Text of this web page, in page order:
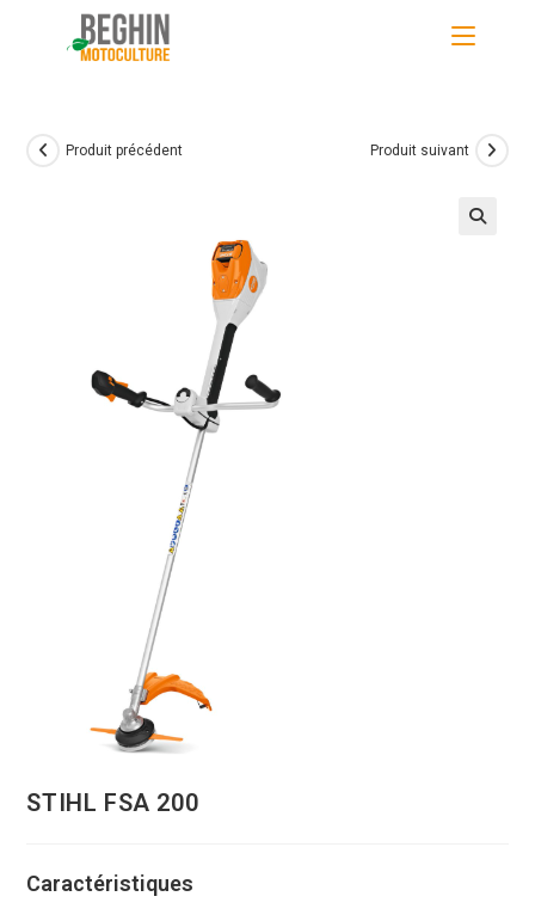
Produit précédent Produit suivant
STIHL FSA 200
Caractéristiques